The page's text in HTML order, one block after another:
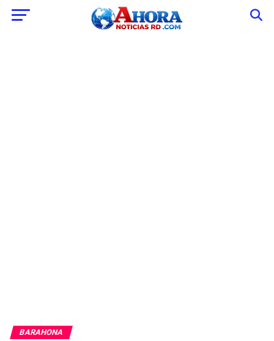
BARAHONA